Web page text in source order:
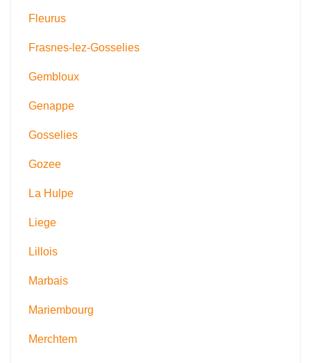
Fleurus
Frasnes-lez-Gosselies
Gembloux
Genappe
Gosselies
Gozee
La Hulpe
Liege
Lillois
Marbais
Mariembourg
Merchtem